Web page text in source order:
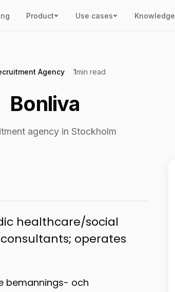
Product Use cases Knowledge
Agency 1min read
Bonliva
agency in Stockholm
healthcare/social
consultants; operates
bemannings- och